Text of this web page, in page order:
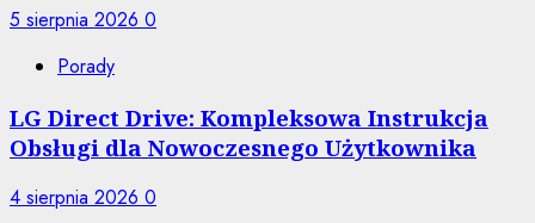
5 sierpnia 2026 0
Porady
LG Direct Drive: Kompleksowa Instrukcja
Obsługi dla Nowoczesnego Użytkownika
4 sierpnia 2026 0